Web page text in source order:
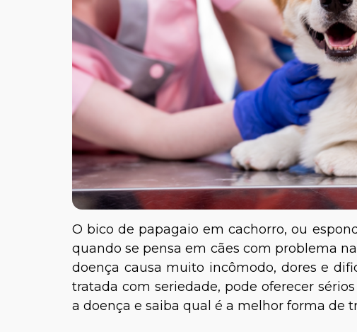
O bico de papagaio em cachorro, ou
quando se pensa em cães com problema
doença causa muito incômodo, dores e
tratada com seriedade, pode oferecer
a doença e saiba qual é a melhor forma de